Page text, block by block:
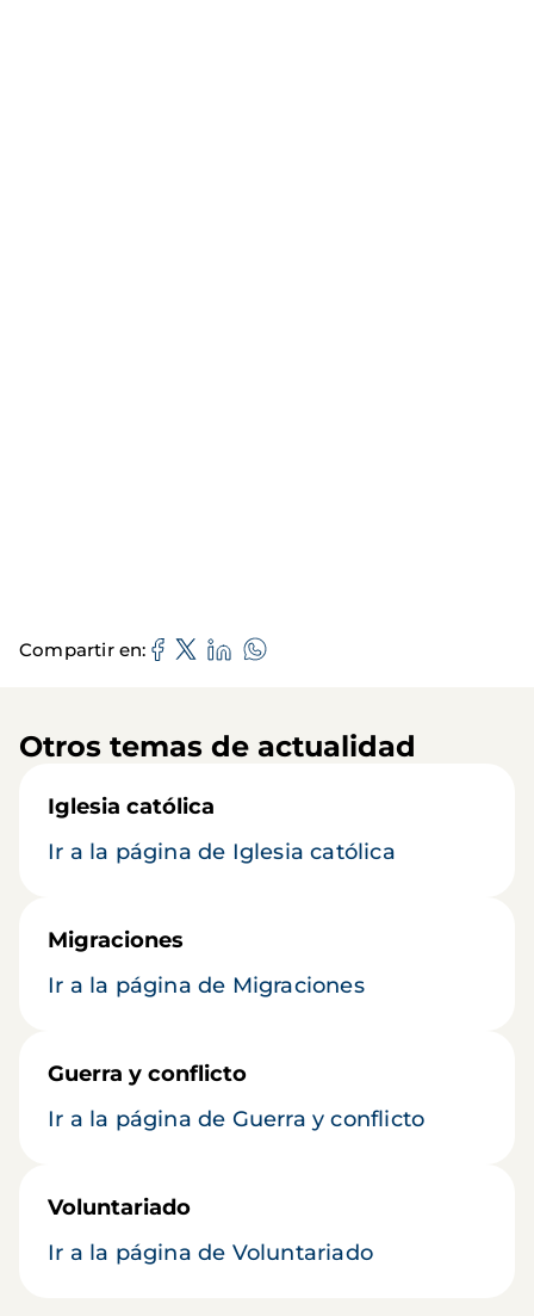
Compartir en
Otros temas de actualidad
Iglesia católica
Ir a la página de Iglesia católica
Migraciones
Ir a la página de Migraciones
Guerra y conflicto
Ir a la página de Guerra y conflicto
Voluntariado
Ir a la página de Voluntariado